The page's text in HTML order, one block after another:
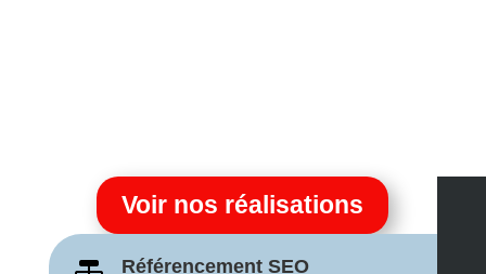
Voir nos réalisations
Référencement SEO